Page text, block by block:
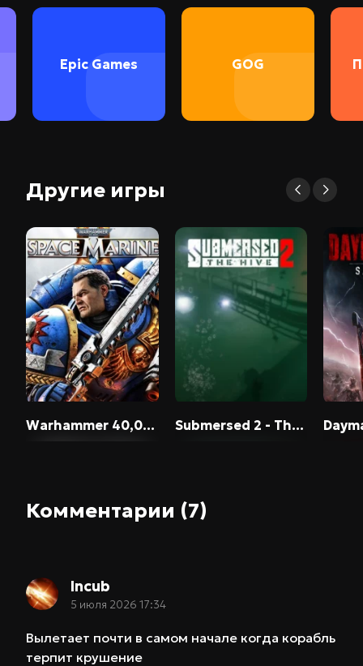
Epic Games GOG
Другие игры
Warhammer 40,000: Space Marine 2 Submersed 2 - The Hive
Комментарии (7)
Incub
5 июля 2026 17:34
Вылетает почти в самом начале когда корабль
терпит крушение